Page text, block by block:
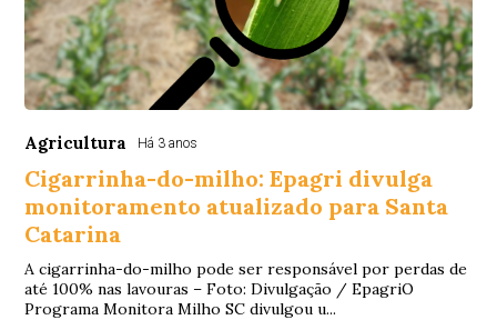
Agricultura Há 3 anos
Cigarrinha-do-milho: Epagri divulga
monitoramento atualizado para Santa
Catarina
A cigarrinha-do-milho pode ser responsável por perdas de
até 100% nas lavouras – Foto: Divulgação / EpagriO
Programa Monitora Milho SC divulgou u...